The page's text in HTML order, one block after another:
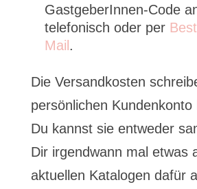
GastgeberInnen-Code
telefonisch oder per
Mail .
Die Versandkosten
persönlichen Kundenkonto
Du kannst sie entweder
Dir irgendwann mal etwas
aktuellen Katalogen dafür